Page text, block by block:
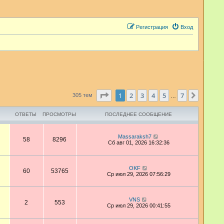
Вход
Регистрация
305 тем Страница1 из
1 2 3 4 5 7
ОТВЕТЫ ПРОСМОТРЫ ПОСЛЕДНЕЕ СООБЩЕНИЕ
58 8296
Massaraksh7
Сб авг 01, 2026 16:32:36
60 53765
OKF
Ср июл 29, 2026 07:56:29
2 553
VNS
Ср июл 29, 2026 00:41:55